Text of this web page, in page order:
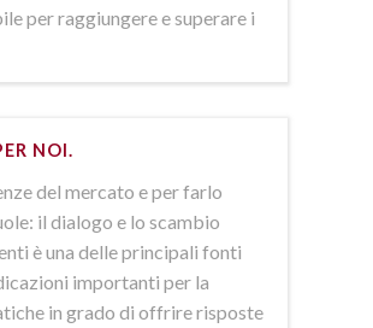
per raggiungere e superare i
NOI.
del mercato e per farlo
il dialogo e lo scambio
è una delle principali fonti
importanti per la
in grado di offrire risposte